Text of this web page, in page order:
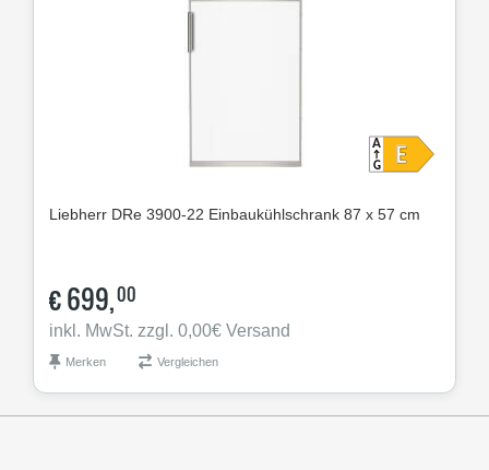
Liebherr DRe 3900-22 Einbaukühlschrank 87 x 57 cm
€699,00
inkl. MwSt. zzgl. 0,00€ Versand
Merken Vergleichen